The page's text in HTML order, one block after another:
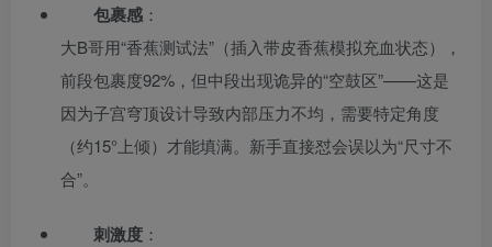
包裹感 ：
大B哥用“香蕉测试法”（插入带皮香蕉模拟充血状态），
前段包裹度92%，但中段出现诡异的“空鼓区”——这是
因为子宫穹顶设计导致内部压力不均，需要特定角度
（约15°上倾）才能填满。新手直接怼会误以为“尺寸不
合”。
刺激度 ：